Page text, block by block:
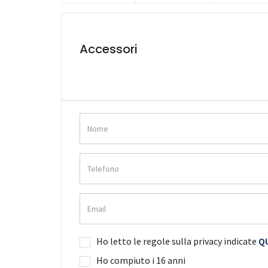
Accessori
Ho letto le regole sulla privacy indicate
Ho compiuto i 16 anni